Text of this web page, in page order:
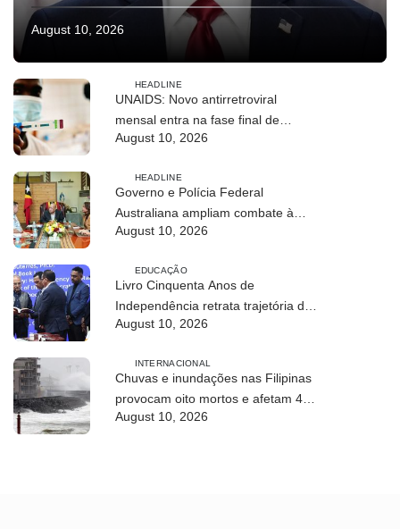
August 10, 2026
HEADLINE
UNAIDS: Novo antirretroviral
mensal entra na fase final de
ensaios clínicos
August 10, 2026
HEADLINE
Governo e Polícia Federal
Australiana ampliam combate à
exploração infantil online
August 10, 2026
EDUCAÇÃO
Livro Cinquenta Anos de
Independência retrata trajetória de
Timor-Leste
August 10, 2026
INTERNACIONAL
Chuvas e inundações nas Filipinas
provocam oito mortos e afetam 486
mil pessoas
August 10, 2026